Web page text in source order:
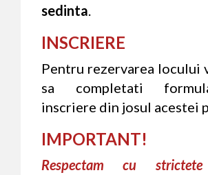
sedinta.
INSCRIERE
Pentru rezervarea locului
sa completati
inscriere din josul acestei
IMPORTANT!
Respectam cu